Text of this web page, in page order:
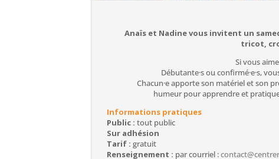
Anaïs et Nadine vous invitent un
tricot,
Si vous
Débutante·s ou confirmé·e·s,
Chacun·e apporte son matériel et son
humeur pour apprendre et
Informations pratiques
Public : tout public
Sur adhésion
Tarif :gratuit
Renseignement : par courriel :